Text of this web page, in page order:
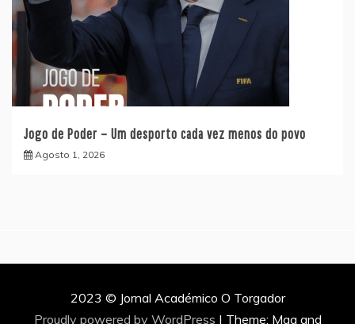
Jogo de Poder – Um desporto cada vez menos do povo
Agosto 1, 2026
2023 © Jornal Académico O Torgador
Proudly powered by WordPress | Theme: Mag and